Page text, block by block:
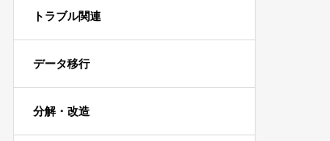
トラブル関連
データ移行
分解・改造